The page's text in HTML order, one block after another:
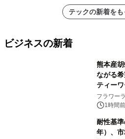
テックの新着を
ビジネスの新着
熊本産
ながる
ティー
山・射
フラワー
1時間前
耐性基
年）、